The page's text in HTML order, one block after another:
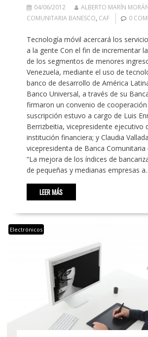
04/06/2012 ALBERTO MARÍN
COMUNITARIA BANESCO, CAF 0
Tecnología móvil acercará los
a la gente Con el fin de incrementar
de los segmentos de menores
Venezuela, mediante el uso de
banco de desarrollo de América
Banco Universal, a través de su
firmaron un convenio de cooperación
suscripción estuvo a cargo de Luis
Berrizbeitia, vicepresidente ejecutivo
institución financiera; y Claudia
vicepresidenta de Banca Comunitaria
“La mejora de los índices de
de pequeñas y medianas empresas
LEER MÁS
Electrónicos